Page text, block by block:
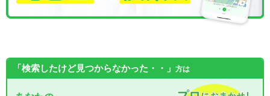
「検索したけど見つからなかった・・」 方は